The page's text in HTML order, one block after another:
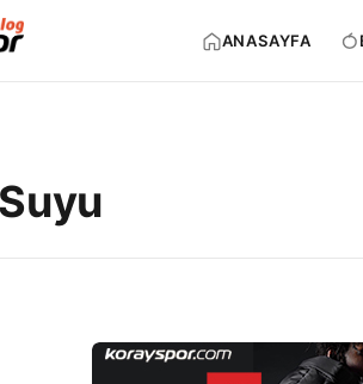
ANASAYFA